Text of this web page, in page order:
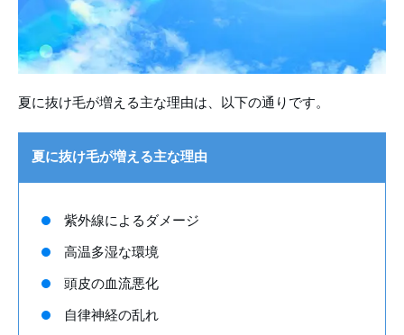
夏に抜け毛が増える主な理由は、以下の通りです。
夏に抜け毛が増える主な理由
紫外線によるダメージ
高温多湿な環境
頭皮の血流悪化
自律神経の乱れ